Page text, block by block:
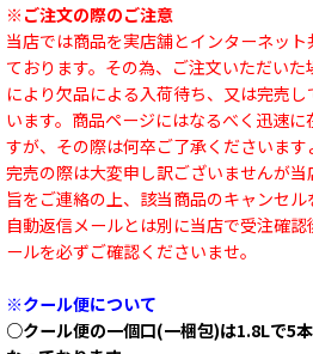
※ご注文の際のご注意
当店では商品を実店舗とインターネッ
ております。その為、ご注文いただい
により欠品による入荷待ち、又は完売
います。商品ページにはなるべく迅速
すが、その際は何卒ご了承くださいます
完売の際は大変申し訳ございませんが
旨をご連絡の上、該当商品のキャンセ
自動返信メールとは別に当店で受注確
ールを必ずご確認くださいませ。
※クール便について
○クール便の一個口(一梱包)は1.8Lで5